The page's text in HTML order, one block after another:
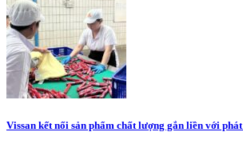
Vissan kết nối sản phẩm chất lượng gắn liền với